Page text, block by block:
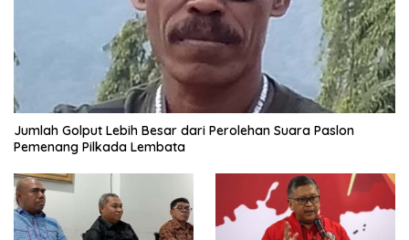
Jumlah Golput Lebih Besar dari Perolehan Suara Paslon
Pemenang Pilkada Lembata